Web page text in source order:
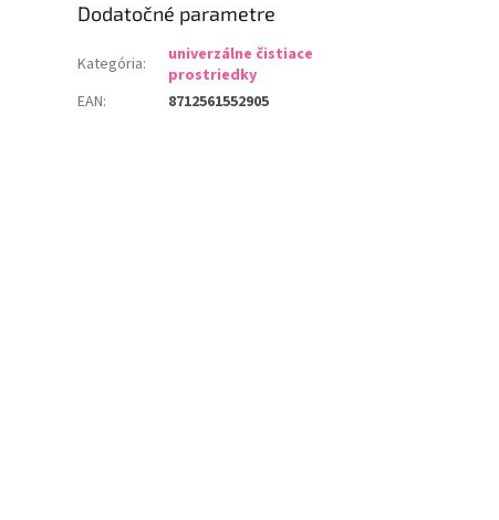
Dodatočné parametre
Kategória:
univerzálne čistiace
prostriedky
EAN: 8712561552905